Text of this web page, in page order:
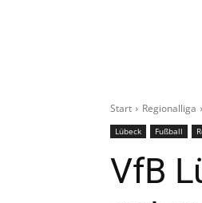
Start Regionalliga
Lübeck Fußball
VfB